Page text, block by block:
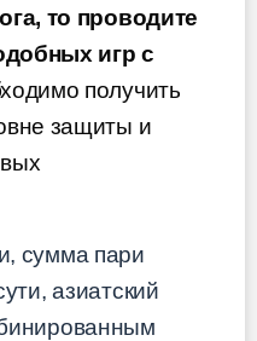
то проводите
игр с
получить
защиты и
сумма пари
азиатский